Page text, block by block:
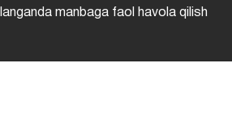
manbaga faol havola qilish